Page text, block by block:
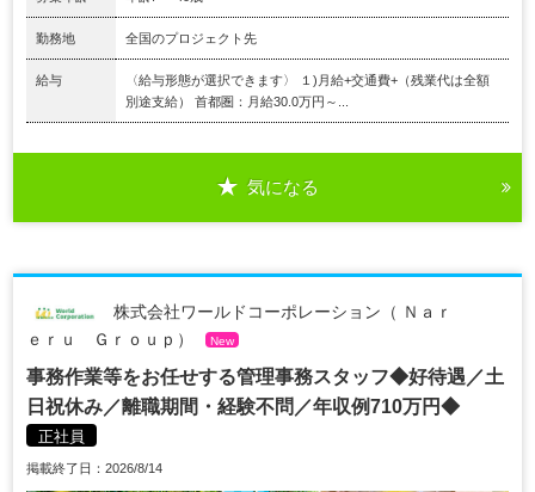
勤務地 全国のプロジェクト先
給与
〈給与形態が選択できます〉 １)月給+交通費+（残業代は全額
別途支給） 首都圏：月給30.0万円～...
気になる
株式会社ワールドコーポレーション（ Ｎａｒ
ｅｒｕ Ｇｒｏｕｐ）
New
事務作業等をお任せする管理事務スタッフ◆好待遇／土
日祝休み／離職期間・経験不問／年収例710万円◆
正社員
掲載終了日：2026/8/14